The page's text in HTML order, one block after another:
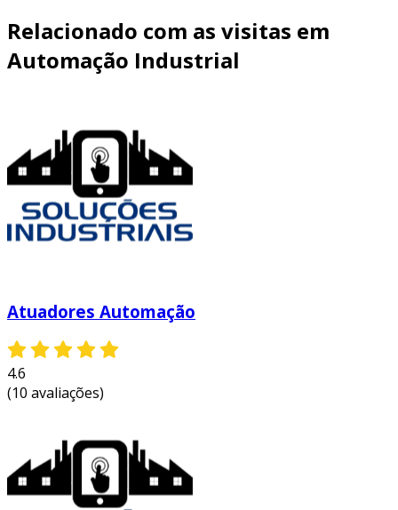
a adoção de sistemas de controle de automação
industrial oferece uma gama de benefícios,
entre os quais podemos destacar:
continuamente e em alta velocidade,
minimizando interrupções.
melhoria na qualidade
dos controles, a variabilidade da produção
é reduzida, resultando em produtos mais
aumentada, os custos operacionais
tendem a diminuir, trazendo uma melhor
margem de lucro.
automáticos podem assumir operações
trabalhadores.
flexibilidade
: fabricantes podem ajustar
rapidamente os processos para atender a
Relacionado com as visitas em
Automação Industrial
Atuadores Automação
4.6
(10 avaliações)